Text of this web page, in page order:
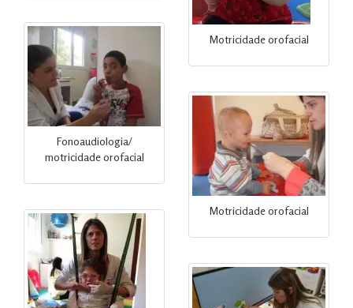
Motricidade orofacial
Fonoaudiologia/
motricidade orofacial
Motricidade orofacial